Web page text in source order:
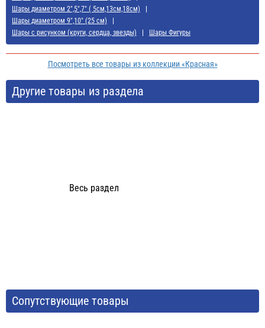
Шары диаметром 2",5",7" ( 5см,13см,18см)
Шары диаметром 9",10" (25 см)
Шары с рисунком (круги, сердца, звезды)
Шары Фигуры
Посмотреть все товары из коллекции «Красная»
Другие товары из раздела
Весь раздел
Сопутствующие товары